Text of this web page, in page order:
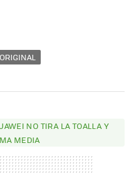
NO TIRA LA TOALLA Y
MEDIA